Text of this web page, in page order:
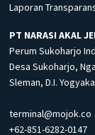
Laporan
PT NARASI AKAL
Perum Sukoharjo
Desa Sukoharjo,
Sleman, D.I.
terminal@mojok.co
+62-851-6282-0147